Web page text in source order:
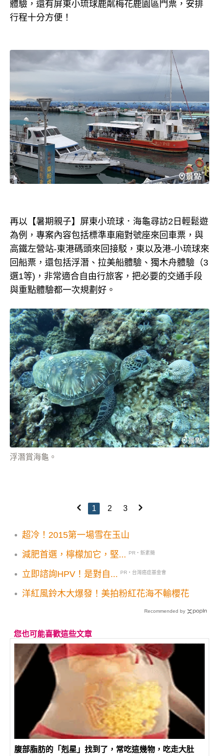
體驗，還有屏東小琉球鹿粼梅花鹿園區門票，安排
行程十分方便！
再以【暑期親子】屏東小琉球．海龜尋訪2日輕鬆遊
為例，專案內容包括標準車廂對號座來回車票，與
高鐵左營站-東港碼頭來回接駁，東以及港-小琉球來
回船票，還包括浮潛、拉美船體驗、獨木舟體驗（3
選1等)，非常適合自由行旅客，把必要的交通手段
與重點體驗都一次規劃好。
浮潛賞海龜。
1 2 3
超冷！2015第一場雪在玉山
減肥首選，檸檬加它，堅...
PR・新素簡
立即諮詢HPV！是對自... PR・台灣癌症基金會
洋紅風鈴木大爆發！美拍粉紅花海不輸櫻花
Recommended by
您也可能喜歡這些文章
腹部脂肪的「剋星」找到了，常吃這幾物，吃走大肚